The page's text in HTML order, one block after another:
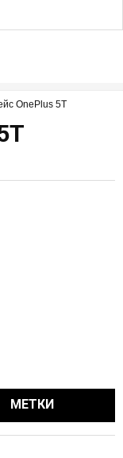
OnePlus 5T
МЕТКИ